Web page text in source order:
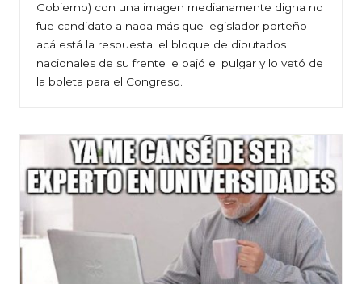
Gobierno) con una imagen medianamente digna no
fue candidato a nada más que legislador porteño
acá está la respuesta: el bloque de diputados
nacionales de su frente le bajó el pulgar y lo vetó de
la boleta para el Congreso.